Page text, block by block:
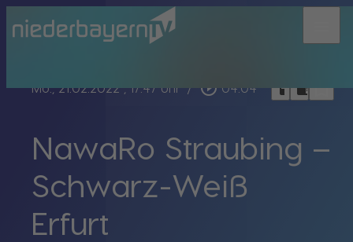
Mo., 21.02.2022, 17:47 Uhr / play_circle_outline 04:04 headphoneschrome_reader_modebookmark_border
NawaRo Straubing –
Schwarz-Weiß
Erfurt